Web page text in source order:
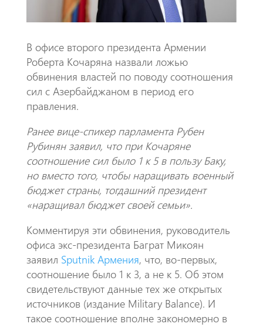
В офисе второго президента Армении
Роберта Кочаряна назвали ложью
обвинения властей по поводу соотношения
сил с Азербайджаном в период его
правления.
Ранее вице-спикер парламента Рубен
Рубинян заявил, что при Кочаряне
соотношение сил было 1 к 5 в пользу Баку,
но вместо того, чтобы наращивать военный
бюджет страны, тогдашний президент
«наращивал бюджет своей семьи».
Комментируя эти обвинения, руководитель
офиса экс-президента Баграт Микоян
заявил Sputnik Армения, что, во-первых,
соотношение было 1 к 3, а не к 5. Об этом
свидетельствуют данные тех же открытых
источников (издание Military Balance). И
такое соотношение вполне закономерно в